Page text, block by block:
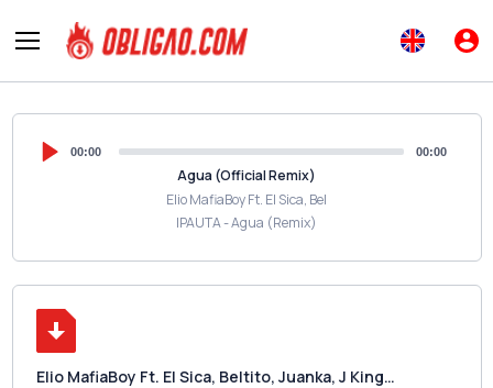
00:00 00:00
Agua (Official Remix)
Elio MafiaBoy Ft. El Sica, Bel
IPAUTA - Agua (Remix)
Elio MafiaBoy Ft. El Sica, Beltito, Juanka, J King…